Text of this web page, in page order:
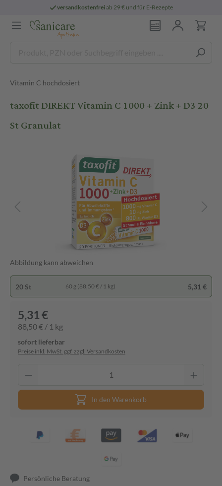
versandkostenfreiab 29 € und für E-Rezepte
Vitamin C hochdosiert
taxofit DIREKT Vitamin C 1000 + Zink + D3 20
St Granulat
Abbildung kann abweichen
20 St 60 g (88,50 € / 1 kg) 5,31 €
5,31 €
88,50 € / 1 kg
sofort lieferbar
Preise inkl. MwSt. ggf. zzgl. Versandkosten
In den Warenkorb
Persönliche Beratung